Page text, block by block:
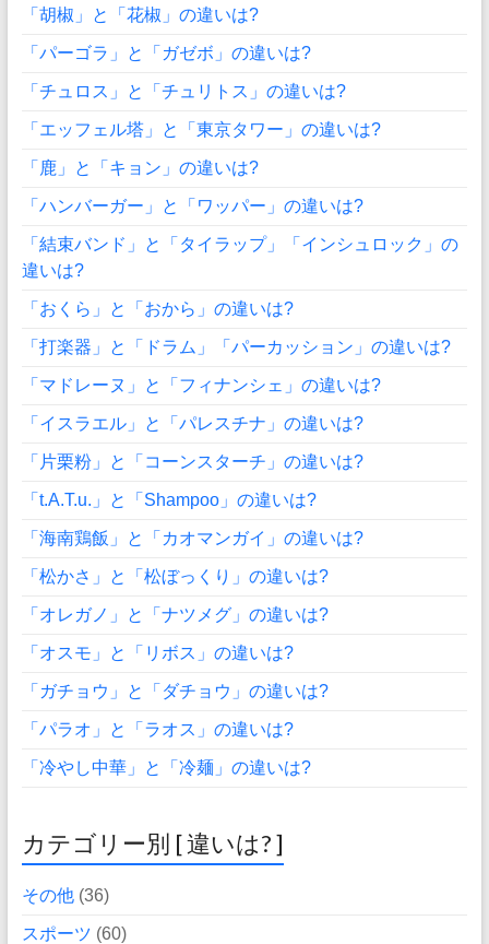
「胡椒」と「花椒」の違いは?
「パーゴラ」と「ガゼボ」の違いは?
「チュロス」と「チュリトス」の違いは?
「エッフェル塔」と「東京タワー」の違いは?
「鹿」と「キョン」の違いは?
「ハンバーガー」と「ワッパー」の違いは?
「結束バンド」と「タイラップ」「インシュロック」の
違いは?
「おくら」と「おから」の違いは?
「打楽器」と「ドラム」「パーカッション」の違いは?
「マドレーヌ」と「フィナンシェ」の違いは?
「イスラエル」と「パレスチナ」の違いは?
「片栗粉」と「コーンスターチ」の違いは?
「t.A.T.u.」と「Shampoo」の違いは?
「海南鶏飯」と「カオマンガイ」の違いは?
「松かさ」と「松ぼっくり」の違いは?
「オレガノ」と「ナツメグ」の違いは?
「オスモ」と「リボス」の違いは?
「ガチョウ」と「ダチョウ」の違いは?
「パラオ」と「ラオス」の違いは?
「冷やし中華」と「冷麺」の違いは?
カテゴリー別 [ 違いは? ]
その他(36)
スポーツ (60)